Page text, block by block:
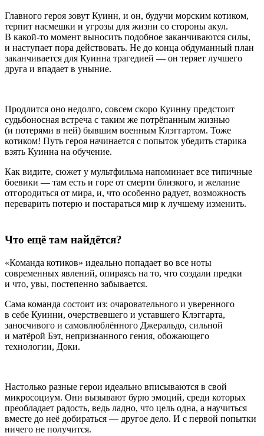
Главного героя зовут Куинн, и он, будучи морским котиком,
терпит насмешки и угрозы для жизни со стороны акул.
В какой-то момент выносить подобное заканчиваются силы,
и наступает пора действовать. Не до конца обдуманный план
заканчивается для Куинна трагедией — он теряет лучшего
друга и впадает в уныние.
Продлится оно недолго, совсем скоро Куинну предстоит
судьбоносная встреча с таким же потрёпанным жизнью
(и потерями в ней) бывшим военным Клэггартом. Тоже
котиком! Путь героя начинается с попыток убедить старика
взять Куинна на обучение.
Как видите, сюжет у мультфильма напоминает все типичные
боевики — там есть и горе от смерти близкого, и желание
отгородиться от мира, и, что особенно радует, возможность
переварить потерю и постараться мир к лучшему изменить.
Что ещё там найдётся?
«Команда котиков» идеально попадает во все ноты
современных явлений, опираясь на то, что создали предки
и что, увы, постепенно забывается.
Сама команда состоит из: очаровательного и уверенного
в себе Куинни, очерствевшего и уставшего Клэггарта,
заносчивого и самовлюблённого Джеральдо, сильной
и матёрой Бэт, непризнанного гения, обожающего
технологии, Доки.
Настолько разные герои идеально вписываются в свой
микросоциум. Они вызывают бурю эмоций, среди которых
преобладает радость, ведь ладно, что цель одна, а научиться
вместе до неё добираться — другое дело. И с первой попытки
ничего не получится.